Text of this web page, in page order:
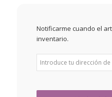
Notificarme cuando el
inventario.